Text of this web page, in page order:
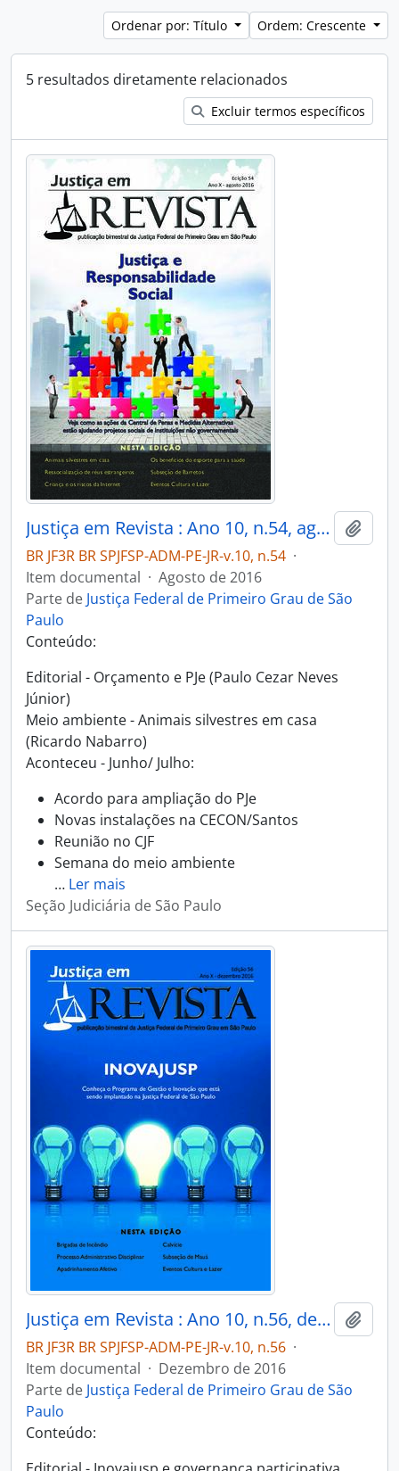
Ordenar por: Título Ordem: Crescente
5 resultados diretamente relacionados
Excluir termos específicos
Justiça em Revista : Ano 10, n.54, ago. 2016
BR JF3R BR SPJFSP-ADM-PE-JR-v.10, n.54 ·
Item documental · Agosto de 2016
Parte de Justiça Federal de Primeiro Grau de São
Paulo
Conteúdo:
Editorial - Orçamento e PJe (Paulo Cezar Neves
Júnior)
Meio ambiente - Animais silvestres em casa
(Ricardo Nabarro)
Aconteceu - Junho/ Julho:
Acordo para ampliação do PJe
Novas instalações na CECON/Santos
Reunião no CJF
Semana do meio ambiente
… Ler mais
Seção Judiciária de São Paulo
Justiça em Revista : Ano 10, n.56, dez. 2016
BR JF3R BR SPJFSP-ADM-PE-JR-v.10, n.56 ·
Item documental · Dezembro de 2016
Parte de Justiça Federal de Primeiro Grau de São
Paulo
Conteúdo: